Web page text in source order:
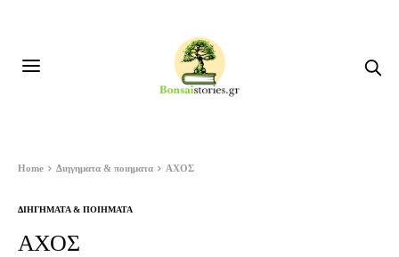
Home Διηγηματα & ποιηματα ΑΧΟΣ
ΔΙΗΓΗΜΑΤΑ & ΠΟΙΗΜΑΤΑ
ΑΧΟΣ